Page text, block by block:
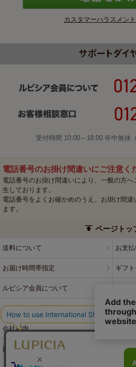
カスタマーハラスメン
受付時間 10:00～18:00 年中無休
電話番号のお掛け間違いにご注意く
電話番号のお掛け間違いにより、一般の方
生しております。
電話番号をよくお確かめのうえ、お掛け間
ます。
ページトッ
送料について お支
お届け時間帯指定 ギフ
ルピシア会員について
ウェブサイト利用規約 特定商
会社案内
採用情報 ルピ